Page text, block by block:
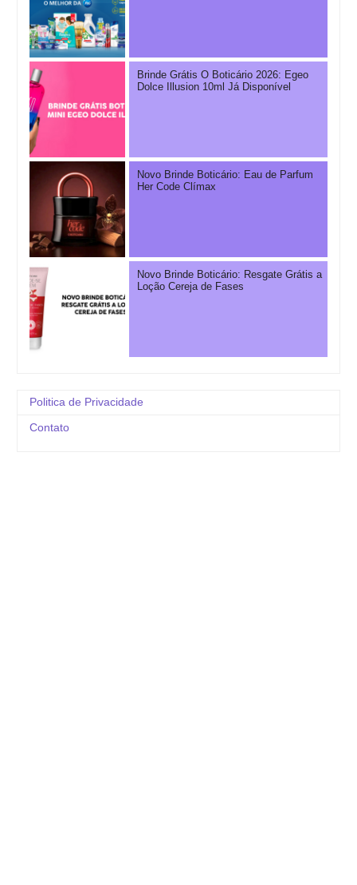
Brinde Grátis O Boticário 2026: Egeo
Dolce Illusion 10ml Já Disponível
Novo Brinde Boticário: Eau de Parfum
Her Code Clímax
Novo Brinde Boticário: Resgate Grátis a
Loção Cereja de Fases
Politica de Privacidade
Contato